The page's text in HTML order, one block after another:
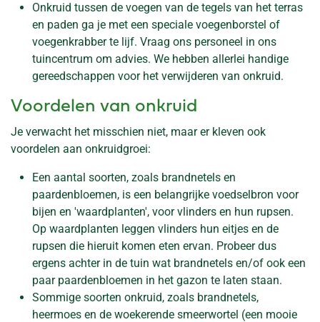
Onkruid tussen de voegen van de tegels van het terras
en paden ga je met een speciale voegenborstel of
voegenkrabber te lijf. Vraag ons personeel in ons
tuincentrum om advies. We hebben allerlei handige
gereedschappen voor het verwijderen van onkruid.
Voordelen van onkruid
Je verwacht het misschien niet, maar er kleven ook
voordelen aan onkruidgroei:
Een aantal soorten, zoals brandnetels en
paardenbloemen, is een belangrijke voedselbron voor
bijen en 'waardplanten', voor vlinders en hun rupsen.
Op waardplanten leggen vlinders hun eitjes en de
rupsen die hieruit komen eten ervan. Probeer dus
ergens achter in de tuin wat brandnetels en/of ook een
paar paardenbloemen in het gazon te laten staan.
Sommige soorten onkruid, zoals brandnetels,
heermoes en de woekerende smeerwortel (een mooie